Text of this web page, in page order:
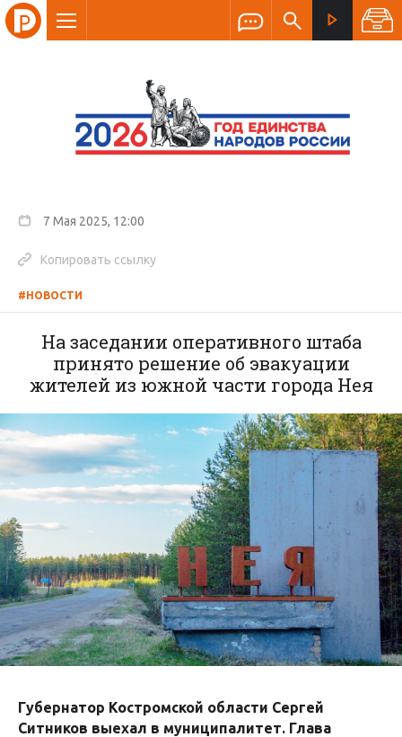
7 Мая 2025, 12:00
Копировать ссылку
#НОВОСТИ
На заседании оперативного штаба
принято решение об эвакуации
жителей из южной части города Нея
Губернатор Костромской области Сергей
Ситников выехал в муниципалитет. Глава